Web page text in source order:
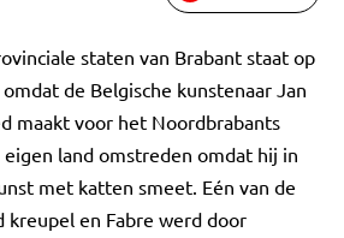
staten van Brabant staat op
de Belgische kunstenaar Jan
maakt voor het Noordbrabants
eigen land omstreden omdat hij in
met katten smeet. Eén van de
en Fabre werd door